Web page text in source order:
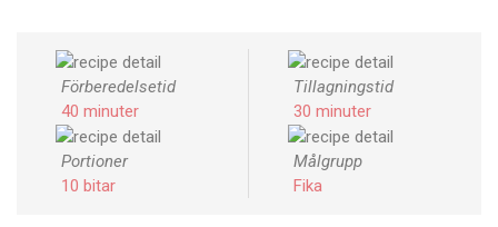
Förberedelsetid
40 minuter
Tillagningstid
30 minuter
Portioner
10 bitar
Målgrupp
Fika